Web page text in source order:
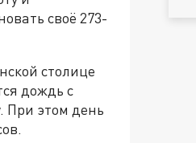
своё 273-
столице
дождь с
При этом день